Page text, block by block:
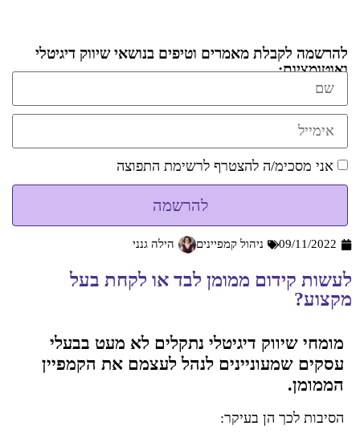
להרשמה לקבלת מאמרים וטיפים בנושאי שיווק דיגיטלי
ואוטומציות:
אני מסכימ/ה להצטרף לרשימת התפוצה
להרשמה
09/11/2022 ניהול קמפיינים הילה גנני
לעשות קידום ממומן לבד או לקחת בעל
מקצוע?
מומחי שיווק דיגיטלי נתקלים לא מעט בבעלי
עסקים שמעוניינים לנהל לעצמם את הקמפיין
הממומן.
הסיבות לכך הן בעיקר: